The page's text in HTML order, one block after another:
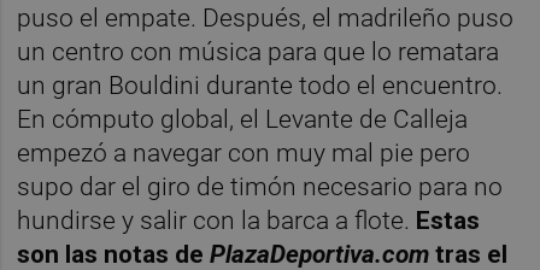
puso el empate. Después, el madrileño puso
un centro con música para que lo rematara
un gran Bouldini durante todo el encuentro.
En cómputo global, el Levante de Calleja
empezó a navegar con muy mal pie pero
supo dar el giro de timón necesario para no
hundirse y salir con la barca a flote. Estas
son las notas dePlazaDeportiva.com tras el